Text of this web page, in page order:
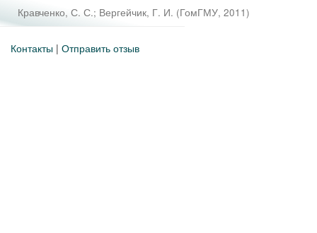
Кравченко, С. С.; Вергейчик, Г. И. (ГомГМУ, 2011)
Контакты | Отправить отзыв